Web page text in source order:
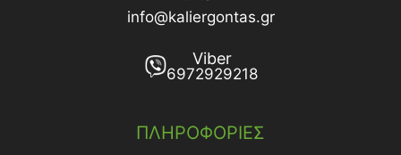
info@kaliergontas.gr
Viber
6972929218
ΠΛΗΡΟΦΟΡΙΕΣ